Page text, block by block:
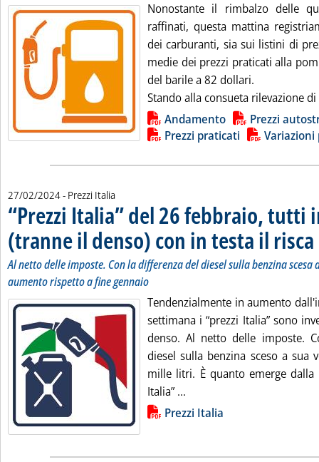
Nonostante il rimbalzo delle
raffinati, questa mattina
dei carburanti, sia sui listini di
medie dei prezzi praticati alla
del barile a 82 dollari.
Stando alla consueta rilevazione di
Lista allegati PDF alla notizia
Andamento
Prezzi
Prezzi praticati
Variazioni
27/02/2024- Prezzi Italia
“Prezzi Italia” del 26 febbraio, tutti
(tranne il denso) con in testa il risca
Al netto delle imposte. Con la differenza del diesel sulla benzina
aumento rispetto a fine gennaio
Tendenzialmente in aumento
settimana i “prezzi Italia” sono
denso. Al netto delle imposte.
diesel sulla benzina sceso a sua
mille litri. È quanto emerge dalla
Italia” ...
Lista allegati PDF alla notizia
Prezzi Italia